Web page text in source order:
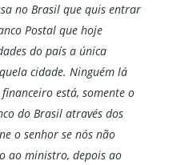
no Brasil que quis entrar
Postal que hoje
do país a única
cidade. Ninguém lá
está, somente o
do Brasil através dos
o senhor se nós não
ao ministro, depois ao